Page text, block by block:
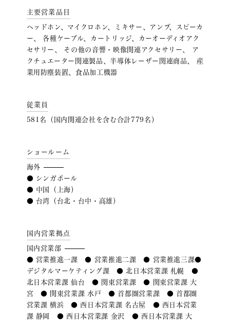
主要営業品目
ヘッドホン、マイクロホン、ミキサー、アンプ、スピーカ
ー、 各種ケーブル、カートリッジ、カーオーディオアク
セサリー、 その他の音響・映像関連アクセサリー、 ア
クチュエーター関連製品、半導体レーザー関連商品、 産
業用防塵装置、食品加工機器
従業員
581名（国内関連会社を含む合計779名）
ショールーム
海外
● シンガポール
● 中国（上海）
● 台湾（台北・台中・高雄）
国内営業拠点
国内営業部
● 営業推進一課 ● 営業推進二課 ● 営業推進三課●
デジタルマーケティング課 ● 北日本営業課 札幌 ●
北日本営業課 仙台● 関東営業課 ● 関東営業課 大
宮 ● 関東営業課 水戸 ● 首都圏営業課 ● 首都圏
営業課 横浜● 西日本営業課 名古屋 ● 西日本営業
課 静岡 ● 西日本営業課 金沢 ● 西日本営業課 大